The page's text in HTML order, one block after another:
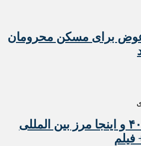
برای مسکن محرومان
امروز ۶ مرداد ۴۰۵ و اینجا مرز بین المللی